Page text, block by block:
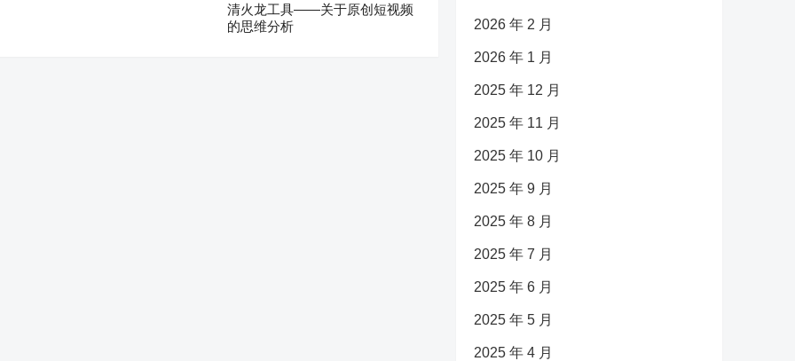
清火龙工具——关于原创短视频
的思维分析
2026 年 2 月
2026 年 1 月
2025 年 12 月
2025 年 11 月
2025 年 10 月
2025 年 9 月
2025 年 8 月
2025 年 7 月
2025 年 6 月
2025 年 5 月
2025 年 4 月